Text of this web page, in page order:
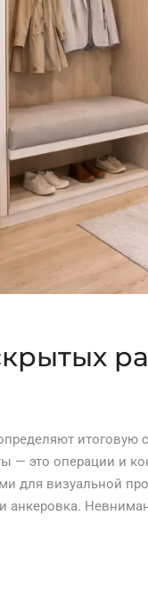
итоговую
— это операции и
для визуальной
анкеровка.